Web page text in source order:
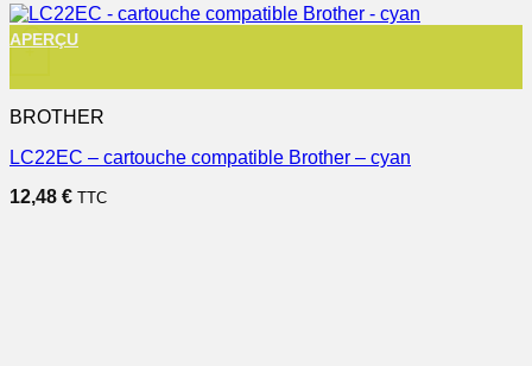
+
APERÇU
BROTHER
LC22EC – cartouche compatible Brother – cyan
12,48 € TTC